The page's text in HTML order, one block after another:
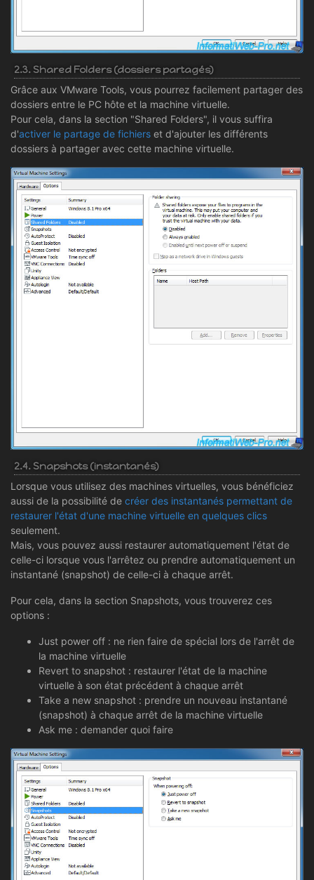
2.3. Shared Folders (dossiers partagés)
Grâce aux VMware Tools, vous pourrez facilement partager des
dossiers entre le PC hôte et la machine virtuelle.
Pour cela, dans la section "Shared Folders", il vous suffira
d'activer le partage de fichiers et d'ajouter les différents
dossiers à partager avec cette machine virtuelle.
2.4. Snapshots (instantanés)
Lorsque vous utilisez des machines virtuelles, vous bénéficiez
aussi de la possibilité de créer des instantanés permettant de
restaurer l'état d'une machine virtuelle en quelques clics
seulement.
Mais, vous pouvez aussi restaurer automatiquement l'état de
celle-ci lorsque vous l'arrêtez ou prendre automatiquement un
instantané (snapshot) de celle-ci à chaque arrêt.
Pour cela, dans la section Snapshots, vous trouverez ces
options :
Just power off : ne rien faire de spécial lors de l'arrêt de
la machine virtuelle
Revert to snapshot : restaurer l'état de la machine
virtuelle à son état précédent à chaque arrêt
Take a new snapshot : prendre un nouveau instantané
(snapshot) à chaque arrêt de la machine virtuelle
Ask me : demander quoi faire